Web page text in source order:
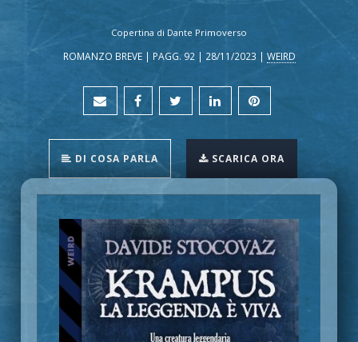
Copertina di Dante Primoverso
ROMANZO BREVE | PAGG. 92 | 28/11/2023 | WEIRD
DI COSA PARLA SCARICA ORA